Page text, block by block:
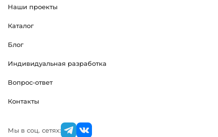
Наши проекты
Каталог
Блог
Индивидуальная разработка
Вопрос-ответ
Контакты
Мы в соц. сетях: